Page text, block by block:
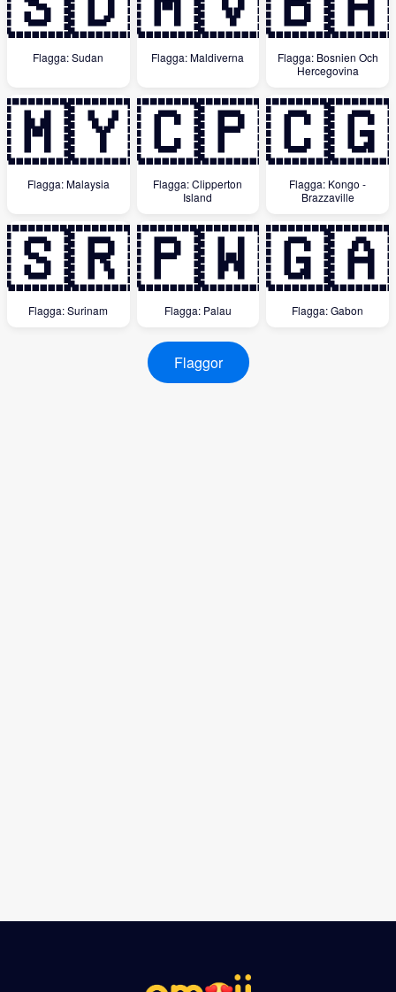
Flagga: Sudan Flagga: Maldiverna
Flagga: Bosnien Och
Hercegovina
🇲🇾
Flagga: Malaysia
🇨🇵
Flagga: Clipperton
Island
🇨🇬
Flagga: Kongo -
Brazzaville
🇸🇷
Flagga: Surinam
🇵🇼
Flagga: Palau
🇬🇦
Flagga: Gabon
Flaggor